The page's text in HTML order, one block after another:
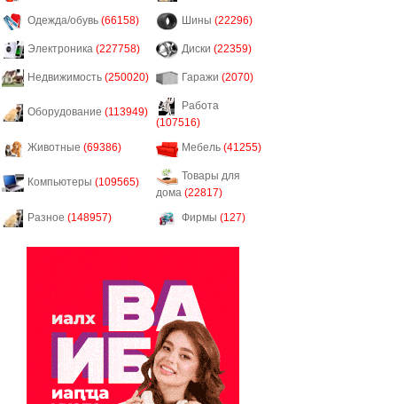
Одежда/обувь (66158) Шины (22296)
Электроника (227758) Диски (22359)
Недвижимость (250020) Гаражи (2070)
Оборудование (113949)
Работа
(107516)
Животные (69386) Мебель (41255)
Компьютеры (109565)
Товары для
дома (22817)
Разное (148957) Фирмы (127)